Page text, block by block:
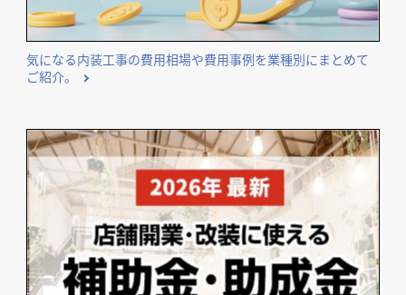
気になる内装工事の費用相場や費用事例を業種別にまとめて
ご紹介。